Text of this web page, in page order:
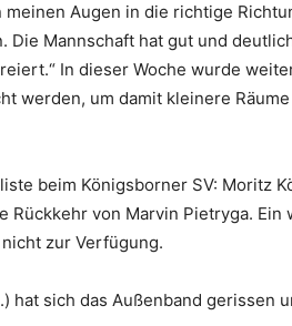
meinen Augen in die richtige
Die Mannschaft hat gut und
In dieser Woche wurde
werden, um damit kleinere
beim Königsborner SV: Moritz
Rückkehr von Marvin Pietryga.
zur Verfügung.
hat sich das Außenband gerissen